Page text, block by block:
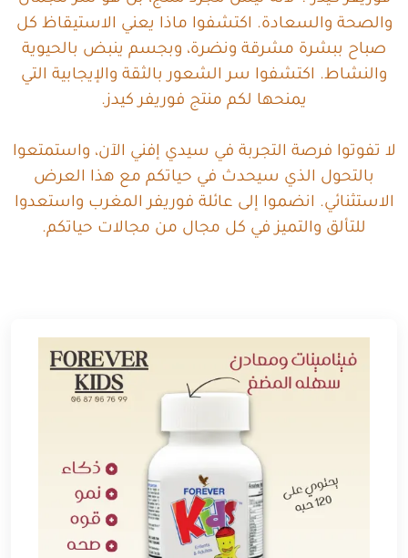
والصحة والسعادة. اكتشفوا ماذا يعني الاستيقاظ كل
صباح ببشرة مشرقة ونضرة، وبجسم ينبض بالحيوية
والنشاط. اكتشفوا سر الشعور بالثقة والإيجابية التي
يمنحها لكم منتج فوريفر كيدز.
لا تفوتوا فرصة التجربة في سيدي إفني الآن، واستمتعوا
بالتحول الذي سيحدث في حياتكم مع هذا العرض
الاستثنائي. انضموا إلى عائلة فوريفر المغرب واستعدوا
للتألق والتميز في كل مجال من مجالات حياتكم.